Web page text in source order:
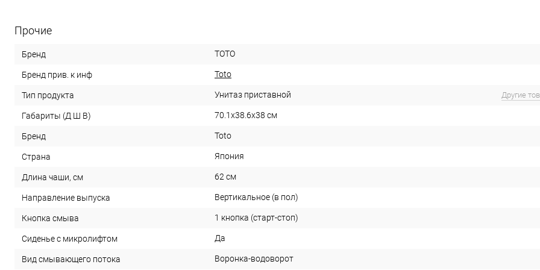
Прочие
Бренд TOTO
Бренд прив. к инф Toto
Тип продукта Унитаз приставной Другие
Габариты (Д Ш В) 70.1x38.6x38 см
Бренд Toto
Страна Япония
Длина чаши, см 62 см
Направление выпуска Вертикальное (в пол)
Кнопка смыва 1 кнопка (старт-стоп)
Сиденье с микролифтом Да
Вид смывающего потока Воронка-водоворот